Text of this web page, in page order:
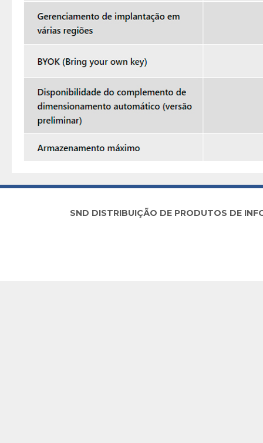
SND DISTRIBUIÇÃO DE PRODUTOS DE